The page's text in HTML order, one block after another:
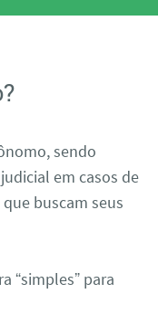
sendo
em casos de
buscam seus
“simples” para